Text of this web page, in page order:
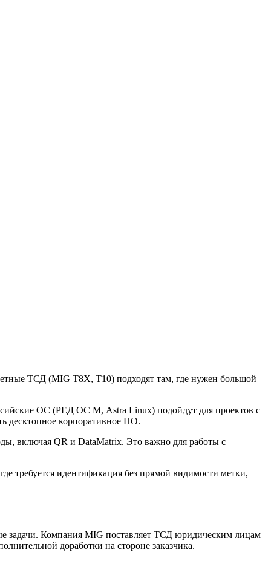
ТСД (MIG T8X, T10) подходят там, где нужен большой
ОС (РЕД ОС М, Astra Linux) подойдут для проектов с
десктопное корпоративное ПО.
включая QR и DataMatrix. Это важно для работы с
требуется идентификация без прямой видимости метки,
задачи. Компания MIG поставляет ТСД юридическим лицам
доработки на стороне заказчика.